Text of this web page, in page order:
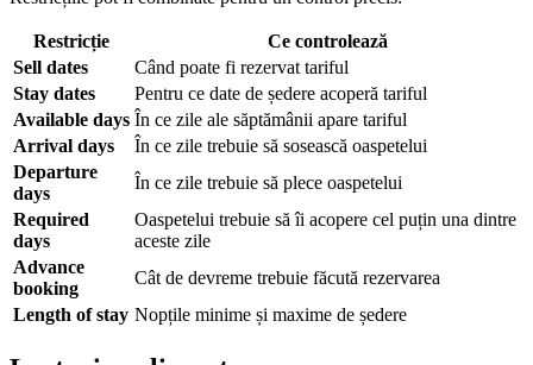
Restricție
Ce controlează
Sell dates
Când poate fi rezervat tariful
Stay dates
Pentru ce date de ședere acoperă tariful
Available days În ce zile ale săptămânii apare tariful
Arrival days
În ce zile trebuie să sosească oaspetelui
Departure
days
În ce zile trebuie să plece oaspetelui
Required
days
Oaspetelui trebuie să îi acopere cel puțin una dintre
aceste zile
Advance
booking
Cât de devreme trebuie făcută rezervarea
Length of stay Nopțile minime și maxime de ședere